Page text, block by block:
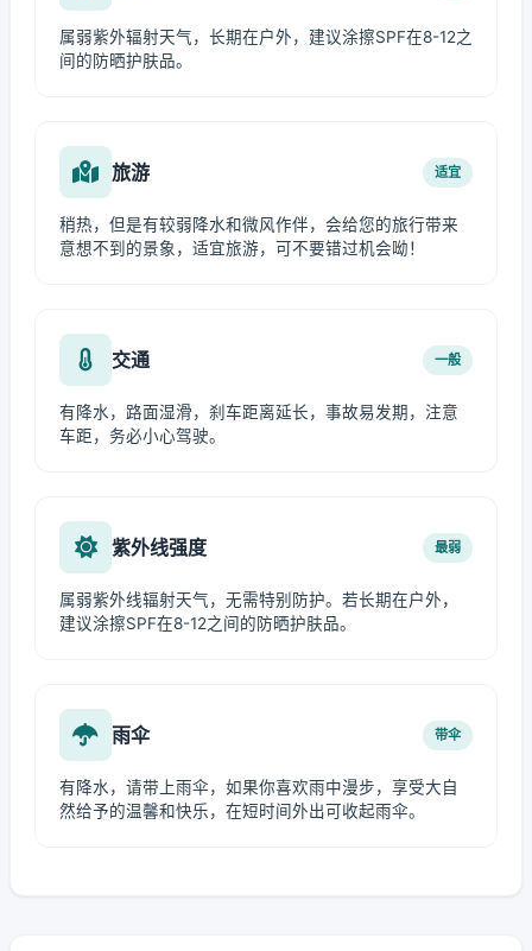
属弱紫外辐射天气，长期在户外，建议涂擦SPF在8-12之
间的防晒护肤品。
旅游 适宜
稍热，但是有较弱降水和微风作伴，会给您的旅行带来
意想不到的景象，适宜旅游，可不要错过机会呦！
交通 一般
有降水，路面湿滑，刹车距离延长，事故易发期，注意
车距，务必小心驾驶。
紫外线强度 最弱
属弱紫外线辐射天气，无需特别防护。若长期在户外，
建议涂擦SPF在8-12之间的防晒护肤品。
雨伞 带伞
有降水，请带上雨伞，如果你喜欢雨中漫步，享受大自
然给予的温馨和快乐，在短时间外出可收起雨伞。